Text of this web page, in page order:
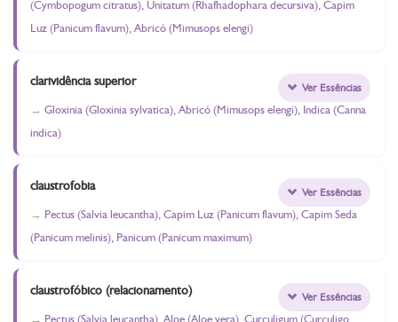
(Cymbopogum citratus), Unitatum (Rhafhadophara decursiva), Capim
Luz (Panicum flavum), Abricó (Mimusops elengi)
clarividência superior
Gloxinia (Gloxinia sylvatica), Abricó (Mimusops elengi), Indica (Canna
indica)
Ver Essências
claustrofobia
Pectus (Salvia leucantha), Capim Luz (Panicum flavum), Capim Seda
(Panicum melinis), Panicum (Panicum maximum)
Ver Essências
claustrofóbico (relacionamento)
Pectus (Salvia leucantha), Aloe (Aloe vera), Curculigum (Curculigo
Ver Essências